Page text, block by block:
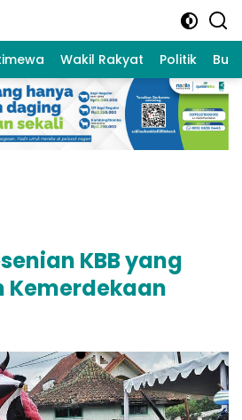
Wakil Rakyat Politik
KBB yang
Kemerdekaan